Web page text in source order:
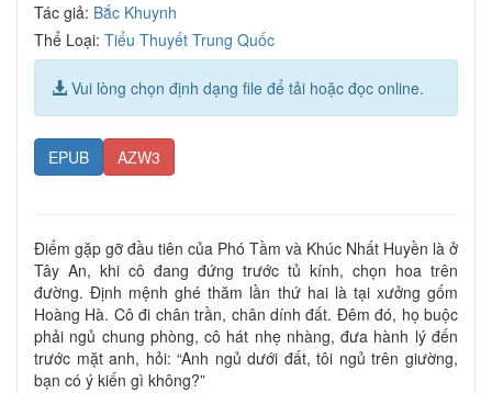
Tác giả: Bắc Khuynh
Thể Loại: Tiểu Thuyết Trung Quốc
Vui lòng chọn định dạng file để tải hoặc đọc online.
EPUB AZW3
Điểm gặp gỡ đầu tiên của Phó Tầm và Khúc Nhất Huyền là ở
Tây An, khi cô đang đứng trước tủ kính, chọn hoa trên
đường. Định mệnh ghé thăm lần thứ hai là tại xưởng gốm
Hoàng Hà. Cô đi chân trần, chân dính đất. Đêm đó, họ buộc
phải ngủ chung phòng, cô hát nhẹ nhàng, đưa hành lý đến
trước mặt anh, hỏi: “Anh ngủ dưới đất, tôi ngủ trên giường,
bạn có ý kiến gì không?”